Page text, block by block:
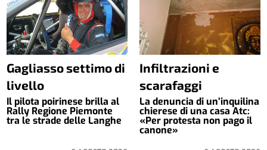
Gagliasso settimo di
livello
Il pilota poirinese brilla al
Rally Regione Piemonte
tra le strade delle Langhe
Infiltrazioni e
scarafaggi
La denuncia di un’inquilina
chierese di una casa Atc:
«Per protesta non pago il
canone»